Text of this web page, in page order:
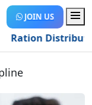
JOIN US
Distribution-